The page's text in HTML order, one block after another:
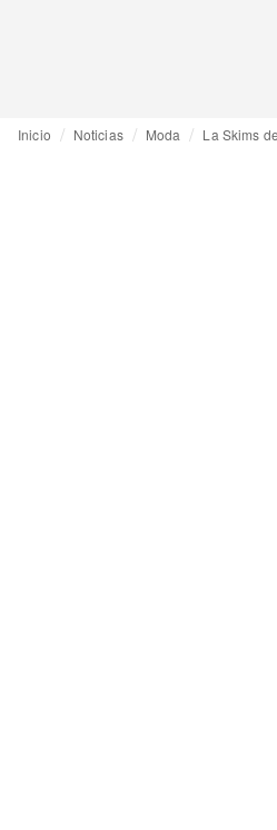
Inicio Noticias Moda